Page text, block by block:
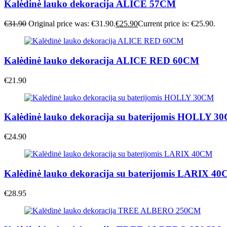
Kalėdinė lauko dekoracija ALICE 57CM
€31.90 Original price was: €31.90.€25.90Current price is: €25.90.
Kalėdinė lauko dekoracija ALICE RED 60CM
€21.90
Kalėdinė lauko dekoracija su baterijomis HOLLY
€24.90
Kalėdinė lauko dekoracija su baterijomis LARIX
€28.95